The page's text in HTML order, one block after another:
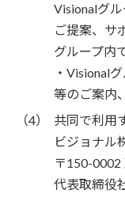
Visionalグ
ご提案、サ
グループ内
・Visional
等のご案内
共同で利用
ビジョナル
〒150-
代表取締役